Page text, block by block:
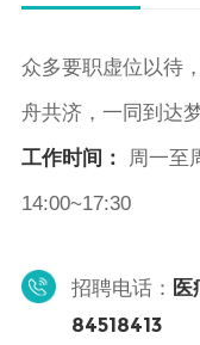
众多要职虚位以待
舟共济，一同到达
工作时间：
周一至
14:00~17:30
招聘电话：
84518413